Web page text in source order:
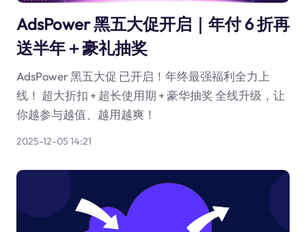
AdsPower 黑五大促开启｜年付 6 折再
送半年＋豪礼抽奖
AdsPower 黑五大促 已开启！年终最强福利全力上
线！ 超大折扣 + 超长使用期 + 豪华抽奖 全线升级，让
你越参与越值、越用越爽！
2025-12-05 14:21